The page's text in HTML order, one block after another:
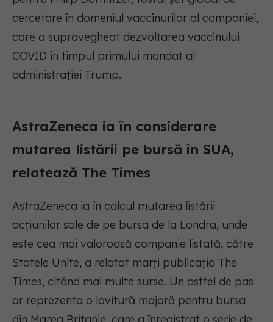
cercetare în domeniul vaccinurilor al companiei,
care a supravegheat dezvoltarea vaccinului
COVID în timpul primului mandat al
administrației Trump.
AstraZeneca ia în considerare
mutarea listării pe bursă în SUA,
relatează The Times
AstraZeneca ia în calcul mutarea listării
acțiunilor sale de pe bursa de la Londra, unde
este cea mai valoroasă companie listată, către
Statele Unite, a relatat marți publicația The
Times, citând mai multe surse. Un astfel de pas
ar reprezenta o lovitură majoră pentru bursa